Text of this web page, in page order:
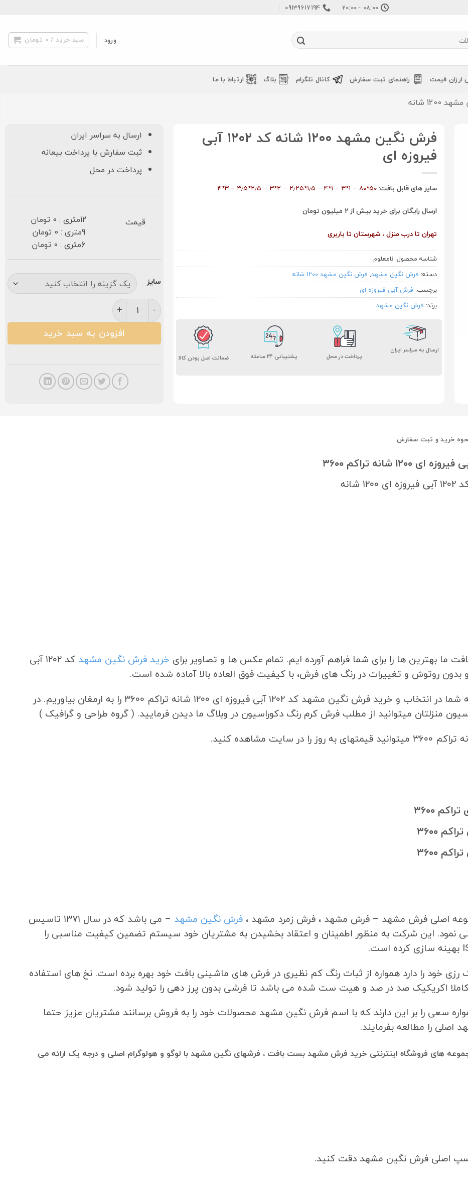
08:00 - 20:00
09139617194
ورود سبد خرید / 0 تومان
ارزان قیمت راهنمای ثبت سفارش کانال تلگرام بلاگ ارتباط با ما
شانه
فرش نگین مشهد ۱۲۰۰ شانه کد ۱۲۰۲ آبی
فیروزه ای
سایز های قابل بافت: ۵۰*۸۰ – ۱*۳ – ۱*۴ – ۱٫۵*۲٫۲۵ – ۲*۳ – ۲٫۵*۳٫۵ – ۳*۴
ارسال رایگان برای خرید بیش از ۲ میلیون تومان
تهران تا درب منزل ، شهرستان تا باربری
شناسه محصول: نامعلوم
دسته: فرش نگین مشهد, فرش نگین مشهد 1200 شانه
برچسب: فرش آبی فیروزه ای
برند: فرش نگین مشهد
ارسال به سراسر ایران
پرداخت در محل پشتیبانی ۲۴ ساعته ضمانت اصل بودن کالا
ارسال به سراسر ایران
ثبت سفارش با پرداخت بیعانه
پرداخت در محل
قیمت
12متری : 0 تومان
9متری : 0 تومان
6متری : 0 تومان
سایز
فرش نگین مشهد ۱۲۰۰ شانه کد ۱۲۰۲ آبی فیروزه ای عدد
افزودن به سبد خرید
خرید و ثبت سفارش
ما بهترین ها را برای شما فراهم آورده ایم. تمام عکس ها و تصاویر برای خرید فرش نگین مشهد
کد ۱۲۰۲ آبی
تا برای خریدی آسان و مطمئن همگام با سلیقه شما در انتخاب و خرید فرش نگین مشهد کد ۱۲۰۲ آبی فیروزه ای ۱۲۰۰ شانه تراکم ۳۶۰۰ را به ارمغان بیاوریم. در
منزلتان میتوانید از مطلب فرش کرم رنگ دکوراسیون در وبلاگ ما دیدن فرمایید. ( گروه طراحی و گرافیک )
اصلی فرش مشهد – فرش مشهد ، فرش زمرد مشهد ، فرش نگین مشهد
– می باشد که در سال ۱۳۷۱ تاسیس
نمود. این شرکت به منظور اطمینان و اعتقاد بخشیدن به مشتریان خود سیستم تضمین کیفیت مناسبی را
رزی خود را دارد همواره از ثبات رنگ کم نظیری در فرش های ماشینی بافت خود بهره برده است. نخ های استفاده
اکریکیک صد در صد و هیت ست شده می باشد تا فرشی بدون پرز دهی را تولید شود.
سعی را بر این دارند که با اسم فرش نگین مشهد محصولات خود را به فروش برسانند مشتریان عزیز حتما
را مطالعه بفرمایند.
های فروشگاه اینترنتی خرید فرش مشهد بست بافت ، فرشهای نگین مشهد با لوگو و هولوگرام اصلی و درجه یک ارائه می
اصلی فرش نگین مشهد دقت کنید.